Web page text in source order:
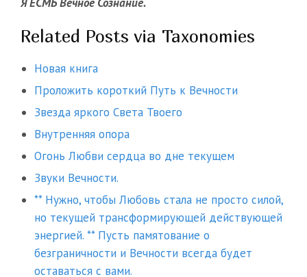
Я ЕСМЬ Вечное Сознание.
Related Posts via Taxonomies
Новая книга
Проложить короткий Путь к Вечности
Звезда яркого Света Твоего
Внутренняя опора
Огонь Любви сердца во дне текущем
Звуки Вечности.
** Нужно, чтобы Любовь стала не просто силой,
но текущей трансформирующей действующей
энергией. ** Пусть памятование о
безграничности и Вечности всегда будет
оставаться с вами.